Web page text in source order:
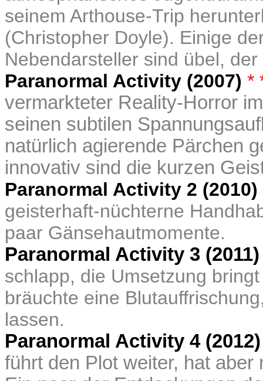
seinem Arthouse-Trip
(Christopher Doyle). Einige
Nebendarsteller sind übel,
Paranormal Activity (2007) *
vermarkteter Reality-Horror
seinen subtilen
natürlich agierende Pärchen
innovativ sind die kurzen
Paranormal Activity 2 (2010)
geisterhaft-nüchterne
paar Gänsehautmomente.
Paranormal Activity 3 (2011)
schlapp, die Umsetzung
bräuchte eine
lassen.
Paranormal Activity 4
führt den Plot weiter, hat